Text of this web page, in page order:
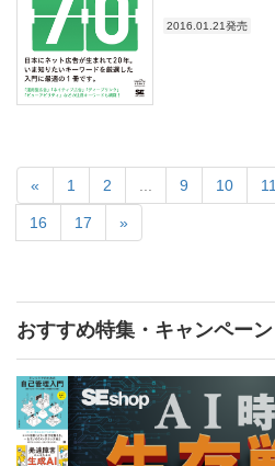
2016.01.21発売
« 1 2 9 10 11
16 17 »
おすすめ特集・キャンペーン